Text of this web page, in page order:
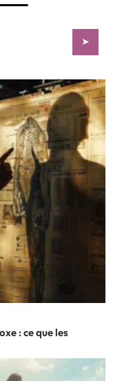
: ce que les